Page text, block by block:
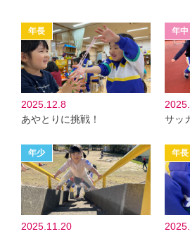
2025.12.8
あやとりに挑戦！
サッ
2025.11.20